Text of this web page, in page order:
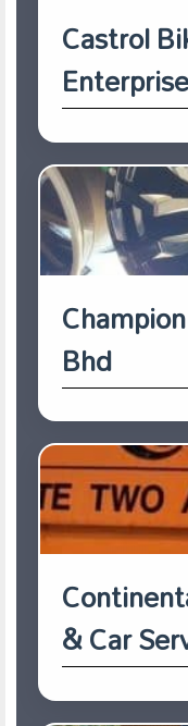
Castrol
Enterprise
Bhd
& Car